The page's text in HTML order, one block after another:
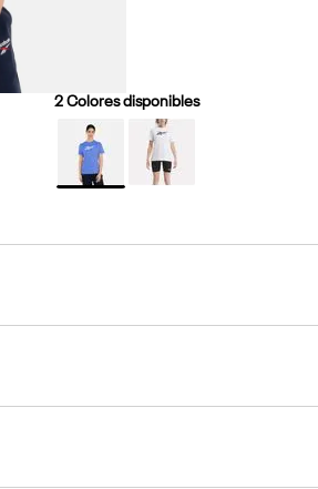
2Colores disponibles